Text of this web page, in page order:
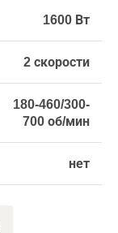
1600 Вт
2 скорости
180-460/300-
700 об/мин
нет